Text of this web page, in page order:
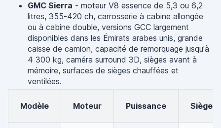
GMC Sierra - moteur V8 essence de 5,3 ou 6,2
litres, 355-420 ch, carrosserie à cabine allongée
ou à cabine double, versions GCC largement
disponibles dans les Émirats arabes unis, grande
caisse de camion, capacité de remorquage jusqu'à
4 300 kg, caméra surround 3D, sièges avant à
mémoire, surfaces de sièges chauffées et
ventilées.
Modèle Moteur Puissance Sièges